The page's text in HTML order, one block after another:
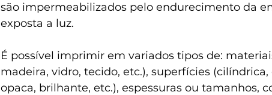
são impermeabilizados pelo endurecimento da
exposta a luz.
É possível imprimir em variados tipos de:
madeira, vidro, tecido, etc.), superfícies
opaca, brilhante, etc.), espessuras ou tamanhos,